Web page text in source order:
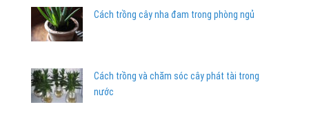
Cách trồng cây nha đam trong phòng ngủ
Cách trồng và chăm sóc cây phát tài trong
nước